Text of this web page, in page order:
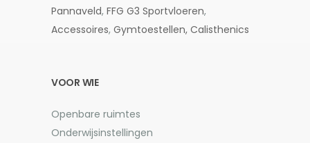
Pannaveld, FFG G3 Sportvloeren,
Accessoires, Gymtoestellen, Calisthenics
VOOR WIE
Openbare ruimtes
Onderwijsinstellingen